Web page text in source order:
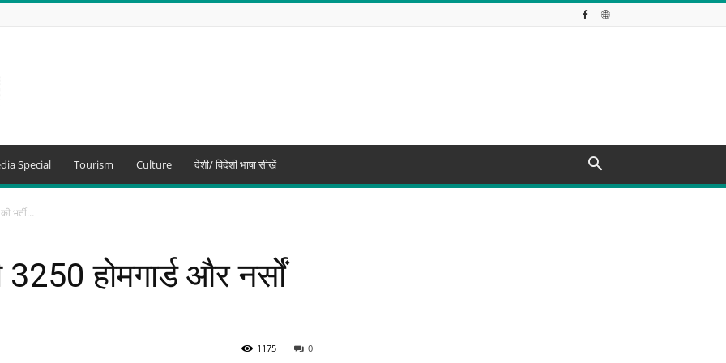
Special Tourism Culture देशी/ विदेशी भाषा सीखें
भर्ती…
होमगार्ड और नर्सों
0
1175